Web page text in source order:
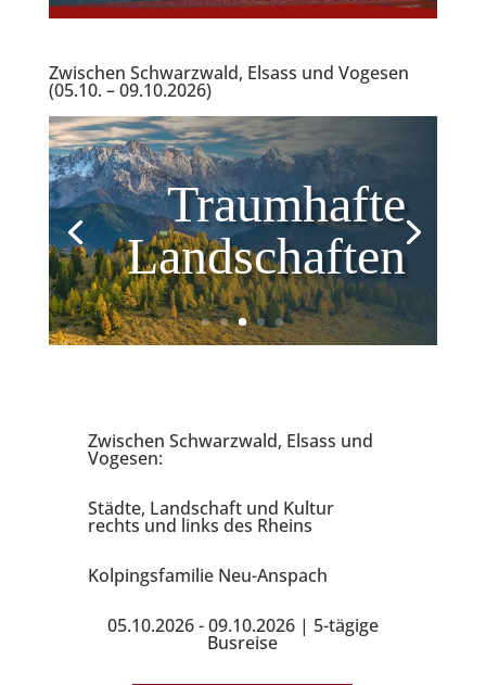
Zwischen Schwarzwald, Elsass und Vogesen
(05.10. – 09.10.2026)
Traumhafte
Landschaften
Zwischen Schwarzwald, Elsass und
Vogesen:
Städte, Landschaft und Kultur
rechts und links des Rheins
Kolpingsfamilie Neu-Anspach
05.10.2026 - 09.10.2026 | 5-tägige
Busreise